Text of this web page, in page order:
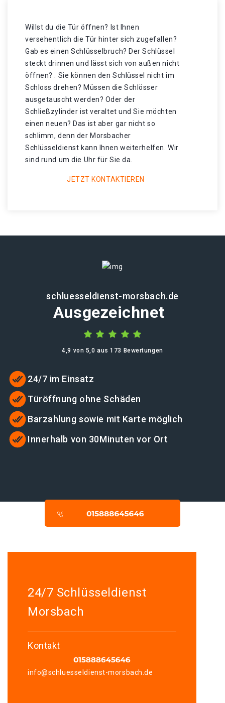
Willst du die Tür öffnen? Ist Ihnen
versehentlich die Tür hinter sich zugefallen?
Gab es einen Schlüsselbruch? Der Schlüssel
steckt drinnen und lässt sich von außen nicht
öffnen? . Sie können den Schlüssel nicht im
Schloss drehen? Müssen die Schlösser
ausgetauscht werden? Oder der
Schließzylinder ist veraltet und Sie möchten
einen neuen? Das ist aber gar nicht so
schlimm, denn der Morsbacher
Schlüsseldienst kann Ihnen weiterhelfen. Wir
sind rund um die Uhr für Sie da.
JETZT KONTAKTIEREN
schluesseldienst-morsbach.de
Ausgezeichnet
4,9 von 5,0 aus 173 Bewertungen
24/7 im Einsatz
Türöffnung ohne Schäden
Barzahlung sowie mit Karte möglich
Innerhalb von 30Minuten vor Ort
24/7 Schlüsseldienst
Morsbach
Kontakt
info@schluesseldienst-morsbach.de